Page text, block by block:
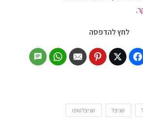
.
לחץ להדפסה
שניצל שניצל טופו